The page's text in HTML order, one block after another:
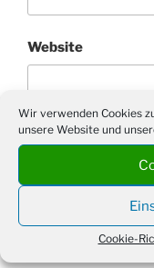
Wir verwenden Cookies
unsere Website und
Cookie-
Website